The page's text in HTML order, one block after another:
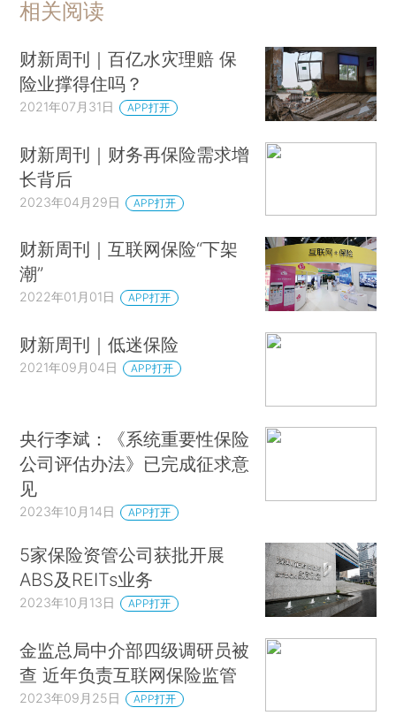
相关阅读
财新周刊｜百亿水灾理赔 保
险业撑得住吗？
2021年07月31日 APP打开
财新周刊｜财务再保险需求增
长背后
2023年04月29日 APP打开
财新周刊｜互联网保险“下架
潮”
2022年01月01日 APP打开
财新周刊｜低迷保险
2021年09月04日 APP打开
央行李斌：《系统重要性保险
公司评估办法》已完成征求意
见
2023年10月14日 APP打开
5家保险资管公司获批开展
ABS及REITs业务
2023年10月13日 APP打开
金监总局中介部四级调研员被
查 近年负责互联网保险监管
2023年09月25日 APP打开